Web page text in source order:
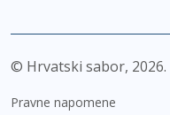
© Hrvatski sabor, 2026
Pravne napomene